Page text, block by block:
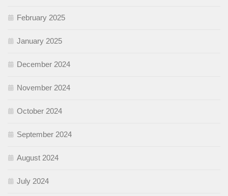
February 2025
January 2025
December 2024
November 2024
October 2024
September 2024
August 2024
July 2024